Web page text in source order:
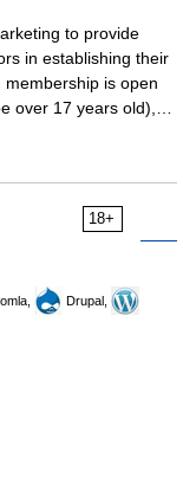
to provide
in establishing their
is open
over 17 years old),…
18+
Drupal,